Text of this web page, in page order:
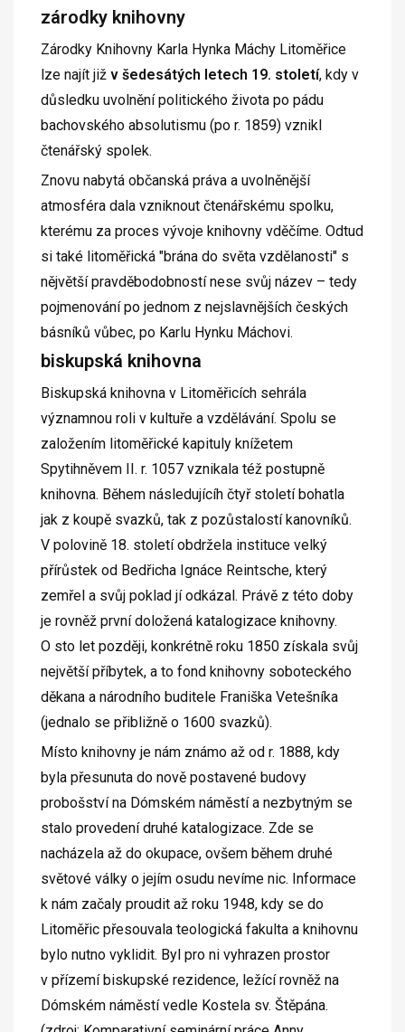
zárodky knihovny
Zárodky Knihovny Karla Hynka Máchy Litoměřice
lze najít již v šedesátých letech 19. století, kdy v
důsledku uvolnění politického života po pádu
bachovského absolutismu (po r. 1859) vznikl
čtenářský spolek.
Znovu nabytá občanská práva a uvolněnější
atmosféra dala vzniknout čtenářskému spolku,
kterému za proces vývoje knihovny vděčíme. Odtud
si také litoměřická "brána do světa vzdělanosti" s
nějvětší pravděbodobností nese svůj název – tedy
pojmenování po jednom z nejslavnějších českých
básníků vůbec, po Karlu Hynku Máchovi.
biskupská knihovna
Biskupská knihovna v Litoměřicích sehrála
významnou roli v kultuře a vzdělávání. Spolu se
založením litoměřické kapituly knížetem
Spytihněvem II. r. 1057 vznikala též postupně
knihovna. Během následujícíh čtyř století bohatla
jak z koupě svazků, tak z pozůstalostí kanovníků.
V polovině 18. století obdržela instituce velký
přírůstek od Bedřicha Ignáce Reintsche, který
zemřel a svůj poklad jí odkázal. Právě z této doby
je rovněž první doložená katalogizace knihovny.
O sto let později, konkrétně roku 1850 získala svůj
největší příbytek, a to fond knihovny soboteckého
děkana a národního buditele Franiška Vetešníka
(jednalo se přibližně o 1600 svazků).
Místo knihovny je nám známo až od r. 1888, kdy
byla přesunuta do nově postavené budovy
probošství na Dómském náměstí a nezbytným se
stalo provedení druhé katalogizace. Zde se
nacházela až do okupace, ovšem během druhé
světové války o jejím osudu nevíme nic. Informace
k nám začaly proudit až roku 1948, kdy se do
Litoměřic přesouvala teologická fakulta a knihovnu
bylo nutno vyklidit. Byl pro ni vyhrazen prostor
v přízemí biskupské rezidence, ležící rovněž na
Dómském náměstí vedle Kostela sv. Štěpána.